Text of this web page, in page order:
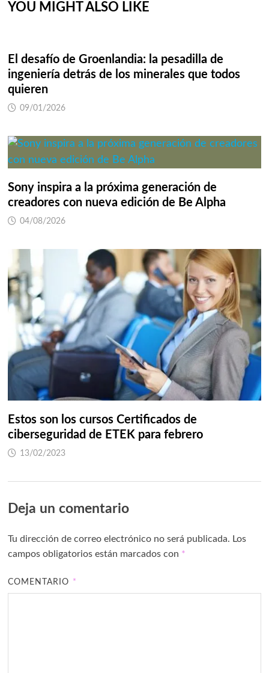
YOU MIGHT ALSO LIKE
El desafío de Groenlandia: la pesadilla de
ingeniería detrás de los minerales que todos
quieren
09/01/2026
Sony inspira a la próxima generación de
creadores con nueva edición de Be Alpha
04/08/2026
Estos son los cursos Certificados de
ciberseguridad de ETEK para febrero
13/02/2023
Deja un comentario
Tu dirección de correo electrónico no será publicada. Los
campos obligatorios están marcados con *
COMENTARIO *